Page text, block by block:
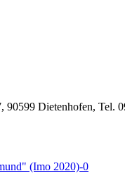
Dietenhofen, Tel.